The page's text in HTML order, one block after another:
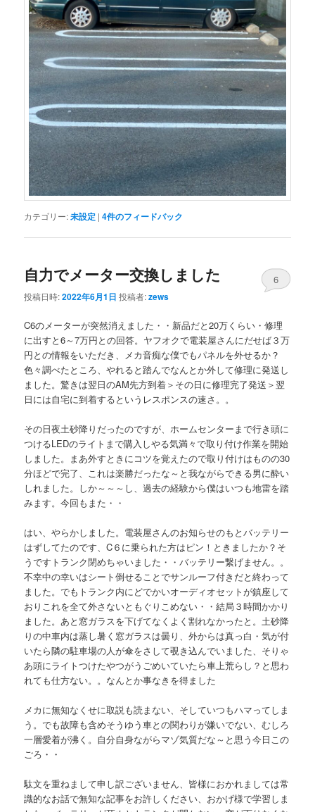
カテゴリー:未設定 |4件のフィードバック
自力でメーター交換しました
投稿日時:2022年6月1日 投稿者:zews
6
C6のメーターが突然消えました・・新品だと20万くらい・修理
に出すと6～7万円との回答。ヤフオクで電装屋さんにだせば３万
円との情報をいただき、メカ音痴な僕でもパネルを外せるか？
色々調べたところ、やれると踏んでなんとか外して修理に発送し
ました。驚きは翌日のAM先方到着＞その日に修理完了発送＞翌
日には自宅に到着するというレスポンスの速さ。。
その日夜土砂降りだったのですが、ホームセンターまで行き頭に
つけるLEDのライトまで購入しやる気満々で取り付け作業を開始
しました。まあ外すときにコツを覚えたので取り付けはものの30
分ほどで完了、これは楽勝だったな～と我ながらできる男に酔い
しれました。しか～～～し、過去の経験から僕はいつも地雷を踏
みます。今回もまた・・
はい、やらかしました。電装屋さんのお知らせのもとバッテリー
はずしてたのです、C６に乗られた方はピン！ときましたか？そ
うですトランク閉めちゃいました・・バッテリー繋げません。。
不幸中の幸いはシート倒せることでサンルーフ付きだと終わって
ました。でもトランク内にどでかいオーディオセットが鎮座して
おりこれを全て外さないともぐりこめない・・結局３時間かかり
ました。あと窓ガラスを下げてなくよく割れなかったと。土砂降
りの中車内は蒸し暑く窓ガラスは曇り、外からは真っ白・気が付
いたら隣の駐車場の人が傘をさして覗き込んでいました、そりゃ
あ頭にライトつけたやつがうごめいていたら車上荒らし？と思わ
れても仕方ない。。なんとか事なきを得ました
メカに無知なくせに取説も読まない、そしていつもハマってしま
う。でも故障も含めそうゆう車との関わりが嫌いでない、むしろ
一層愛着が沸く。自分自身ながらマゾ気質だな～と思う今日この
ごろ・・
駄文を重ねまして申し訳ございません、皆様におかれましては常
識的なお話で無知な記事をお許しください、おかげ様で学習しま